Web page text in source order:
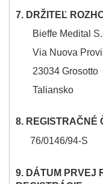
7. DRŽITEĽ
Bieffe Medital
Via Nuova
23034 Grosotto
Taliansko
8. REGISTRAČNÉ
76/0146/94-S
9. DÁTUM PRVEJ